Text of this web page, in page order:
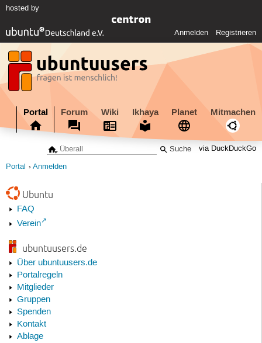
hosted by
Anmelden Registrieren
Portal Forum Wiki Ikhaya Planet Mitmachen
via DuckDuckGo
Portal Anmelden
Ubuntu
FAQ
Verein
ubuntuusers.de
Über ubuntuusers.de
Portalregeln
Mitglieder
Gruppen
Spenden
Kontakt
Ablage